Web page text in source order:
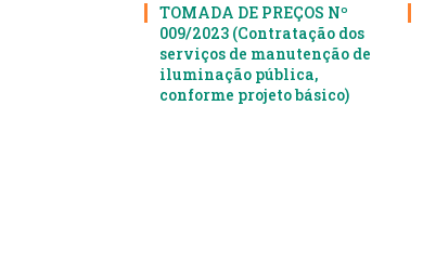
TOMADA DE PREÇOS Nº
009/2023 (Contratação dos
serviços de manutenção de
iluminação pública,
conforme projeto básico)